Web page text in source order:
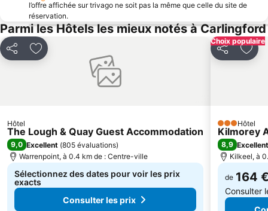
l’offre affichée sur trivago ne soit pas la même que celle du site de
réservation.
Parmi les Hôtels les mieux notés à Carlingford
PartagerAjouter à mes favoris
Hôtel
The Lough & Quay Guest Accommodation
9,0 Excellent (805 évaluations)
Warrenpoint, à 0.4 km de : Centre-ville
Sélectionnez des dates pour voir les prix
exacts
Consulter les prix
Choix populaire
Partager
3 Étoiles
Hôtel
Kilmorey
8,9 Excellent
Kilkeel, à
de 164
Consulter